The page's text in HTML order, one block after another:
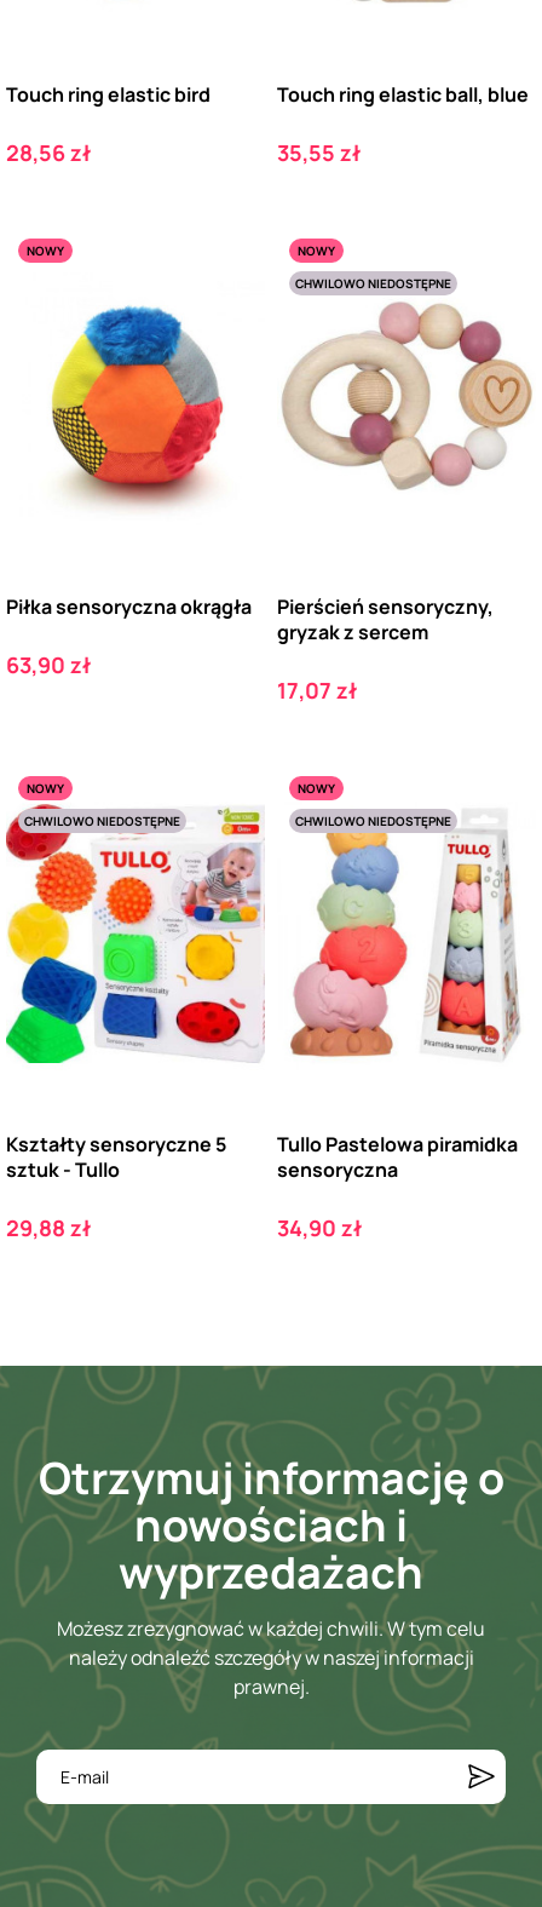
Touch ring elastic bird
Cena
28,56 zł
Touch ring elastic ball, blue
Cena
35,55 zł
NOWY
Piłka sensoryczna okrągła
Cena
63,90 zł
NOWY
CHWILOWO NIEDOSTĘPNE
Pierścień sensoryczny,
gryzak z sercem
Cena
17,07 zł
NOWY
CHWILOWO NIEDOSTĘPNE
Kształty sensoryczne 5
sztuk - Tullo
Cena
29,88 zł
NOWY
CHWILOWO NIEDOSTĘPNE
Tullo Pastelowa piramidka
sensoryczna
Cena
34,90 zł
Otrzymuj informację o
nowościach i
wyprzedażach
Możesz zrezygnować w każdej chwili. W tym celu
należy odnaleźć szczegóły w naszej informacji
prawnej.